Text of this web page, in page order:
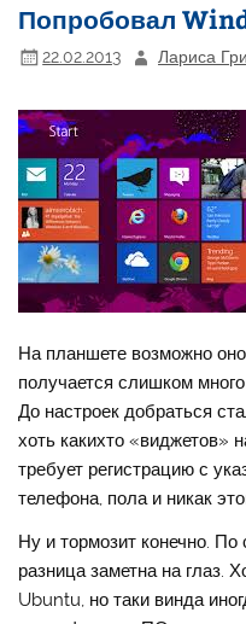
Попробовал
22.02.2013 Лариса
На планшете возможно
получается слишком
До настроек добраться
хоть какихто «виджетов»
требует регистрацию с
телефона, пола и никак
Ну и тормозит конечно. По
разница заметна на глаз.
Ubuntu, но таки винда